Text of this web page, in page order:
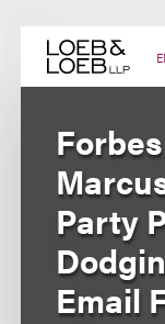
content
Party
Email